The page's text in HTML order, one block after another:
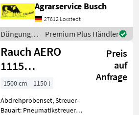
hydr. Betätigung,
Reihenstreuvorrichtung,
Streumengenverstellung
Der erste Textteil in
Englisch
Agrarservice Busch
27612 Loxstedt
Düngung
und
Beregnung
/ Rauch
Premium Plus Händler
Rauch AERO
1115
Pneumatikstreuer
15m Arbeitsbrei
Preis
auf
Anfrage
1500 cm
1150 l
Abdrehprobenset, Streuer-
Bauart: Pneumatikstreuer,